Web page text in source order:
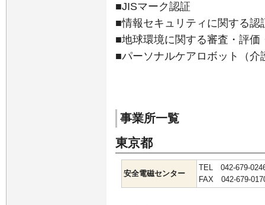
■JISマーク認証
■情報セキュリティに関する認
■地球環境に関する審査・評価
■パーソナルケアロボット（介
事業所一覧
東京都
安全電磁センター
TEL 042-679-
FAX 042-679-